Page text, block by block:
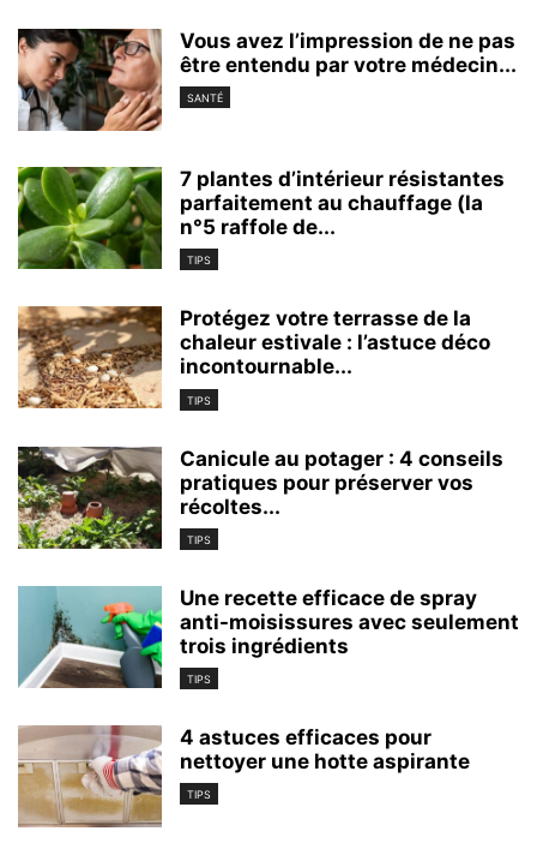
Vous avez l’impression de ne pas
être entendu par votre médecin...
SANTÉ
7 plantes d’intérieur résistantes
parfaitement au chauffage (la
n°5 raffole de...
TIPS
Protégez votre terrasse de la
chaleur estivale : l’astuce déco
incontournable...
TIPS
Canicule au potager : 4 conseils
pratiques pour préserver vos
récoltes...
TIPS
Une recette efficace de spray
anti-moisissures avec seulement
trois ingrédients
TIPS
4 astuces efficaces pour
nettoyer une hotte aspirante
TIPS